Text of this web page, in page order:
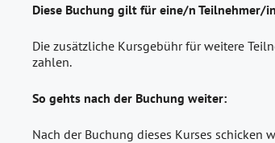
Diese Buchung gilt für eine/n Teilnehmer/
Die zusätzliche Kursgebühr für weitere
zahlen.
So gehts nach der Buchung weiter:
Nach der Buchung dieses Kurses